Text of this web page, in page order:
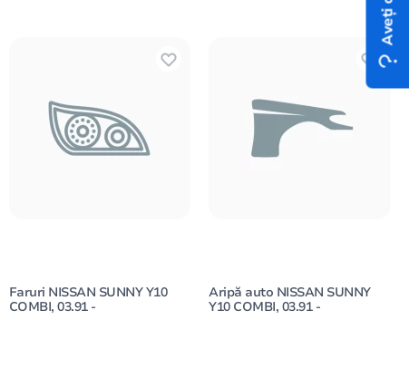
Faruri NISSAN SUNNY Y10
COMBI, 03.91 -
Aripă auto NISSAN SUNNY
Y10 COMBI, 03.91 -